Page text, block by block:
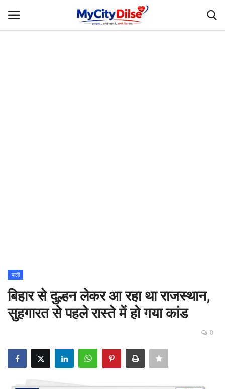
शिक्षा
Rajasthani Influencers
देश
दुनिया
पाली
बिहार से दुल्हन लेकर आ रहा था राजस्थान,
सुहगारत से पहले रास्ते में हो गया कांड
0